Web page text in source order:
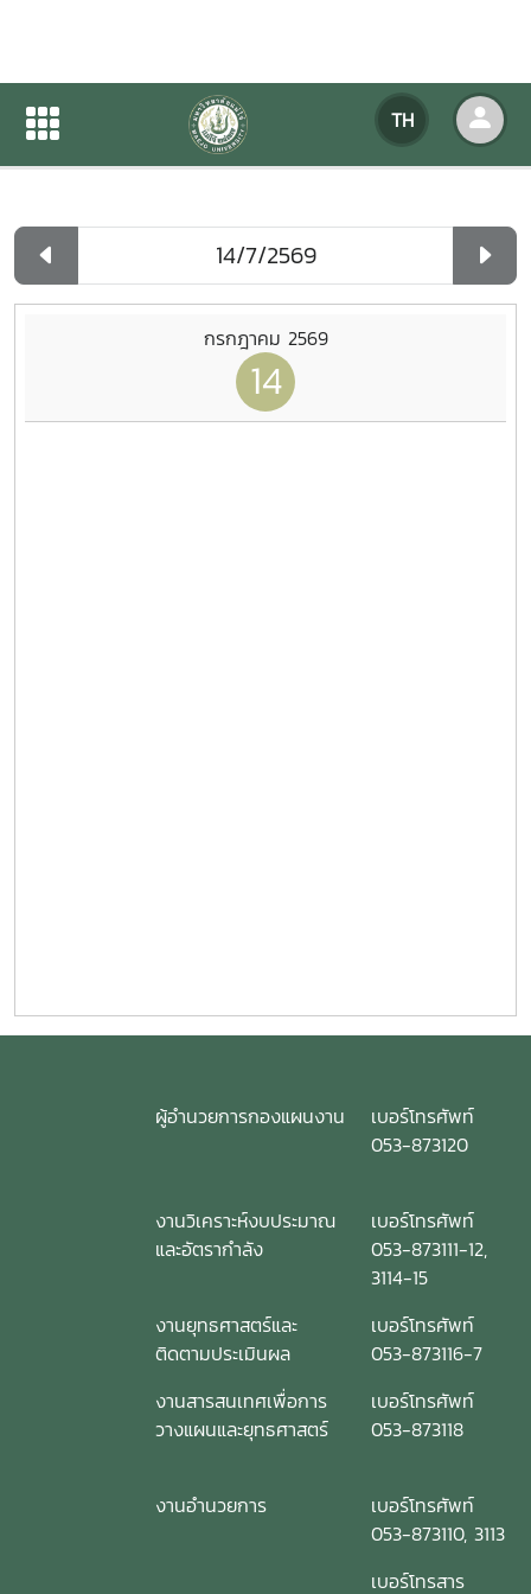
TH
ปฏิทินกิจกรรมของหน่วยงาน
ปฏิทินกิจกรรมของหน่วยงาน
กรกฎาคม 2569
14
ผู้อำนวยการกองแผนงาน
เบอร์โทรศัพท์
053-873120
งานวิเคราะห์งบประมาณ
และอัตรากำลัง
เบอร์โทรศัพท์
053-873111-12,
3114-15
งานยุทธศาสตร์และ
ติดตามประเมินผล
เบอร์โทรศัพท์
053-873116-7
งานสารสนเทศเพื่อการ
วางแผนและยุทธศาสตร์
เบอร์โทรศัพท์
053-873118
งานอำนวยการ
เบอร์โทรศัพท์
053-873110, 3113
เบอร์โทรสาร